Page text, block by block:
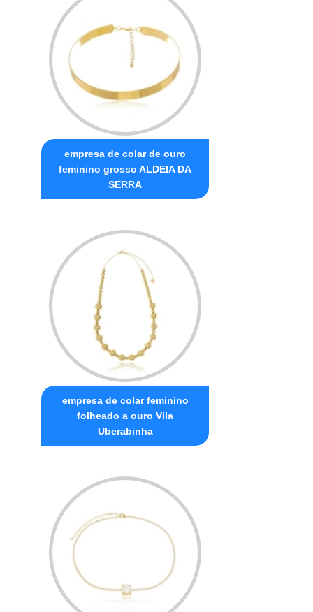
empresa de colar de ouro
feminino grosso ALDEIA DA
SERRA
empresa de colar feminino
folheado a ouro Vila
Uberabinha